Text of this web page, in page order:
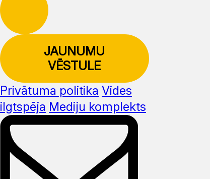
JAUNUMU
VĒSTULE
Privātuma politika Vides
ilgtspēja Mediju komplekts